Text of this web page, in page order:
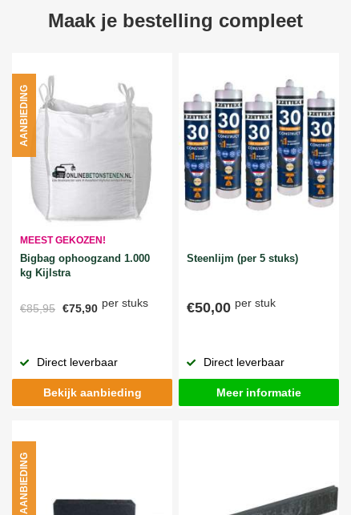
Maak je bestelling compleet
MEEST GEKOZEN!
Bigbag ophoogzand 1.000
kg Kijlstra
€85,95 €75,90 per stuks
AANBIEDING
Direct leverbaar
Bekijk aanbieding
Steenlijm (per 5 stuks)
€50,00 per stuk
Direct leverbaar
Meer informatie
AANBIEDING